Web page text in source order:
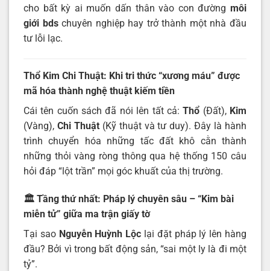
cho bất kỳ ai muốn dấn thân vào con đường môi
giới bdschuyên nghiệp hay trở thành một nhà đầu
tư lỗi lạc.
Thổ Kim Chi Thuật: Khi tri thức “xương máu” được
mã hóa thành nghệ thuật kiếm tiền
Cái tên cuốn sách đã nói lên tất cả:Thổ (Đất), Kim
(Vàng), Chi Thuật(Kỹ thuật và tư duy). Đây là hành
trình chuyển hóa những tấc đất khô cằn thành
những thỏi vàng ròng thông qua hệ thống 150 câu
hỏi đáp “lột trần” mọi góc khuất của thị trường.
🏛️ Tầng thứ nhất: Pháp lý chuyên sâu – “Kim bài
miễn tử” giữa ma trận giấy tờ
Tại sao Nguyễn Huỳnh Lộc lại đặt pháp lý lên hàng
đầu? Bởi vì trong bất động sản, “sai một ly là đi một
tỷ”.